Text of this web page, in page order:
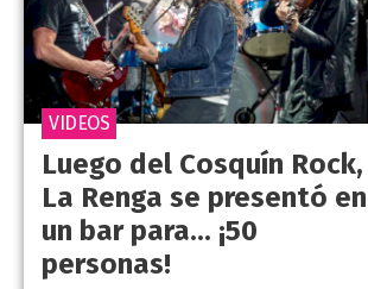
Luego del Cosquín Rock,
La Renga se presentó en
un bar para... ¡50
personas!
VIDEOS